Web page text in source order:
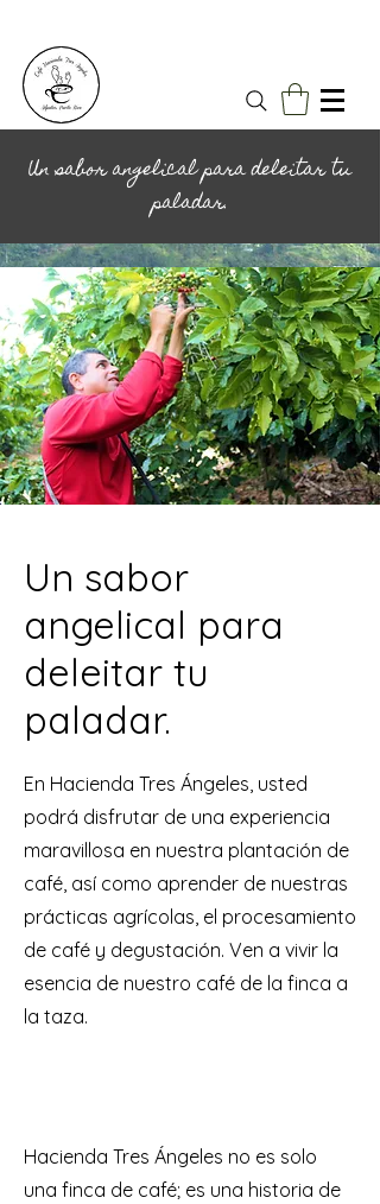
Un sabor angelical para deleitar tu
paladar.
Un sabor
angelical para
deleitar tu
paladar.
En Hacienda Tres Ángeles, usted
podrá disfrutar de una experiencia
maravillosa en nuestra plantación de
café, así como aprender de nuestras
prácticas agrícolas, el procesamiento
de café y degustación. Ven a vivir la
esencia de nuestro café de la finca a
la taza.
Hacienda Tres Ángeles no es solo
una finca de café; es una historia de